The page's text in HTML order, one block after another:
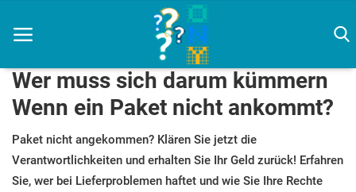
Zuhause
Wer muss sich darum kümmern
Wenn ein Paket nicht ankommt?
Paket nicht angekommen? Klären Sie jetzt die
Verantwortlichkeiten und erhalten Sie Ihr Geld zurück! Erfahren
Sie, wer bei Lieferproblemen haftet und wie Sie Ihre Rechte